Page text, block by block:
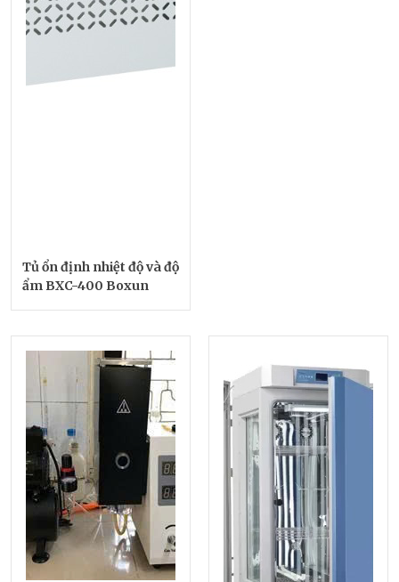
Tủ ổn định nhiệt độ và độ
ẩm BXC-400 Boxun